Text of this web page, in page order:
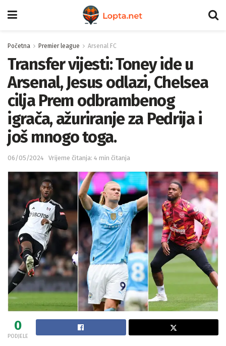
Početna Premier league Arsenal FC
Transfer vijesti: Toney ide u
Arsenal, Jesus odlazi, Chelsea
cilja Prem odbrambenog
igrača, ažuriranje za Pedrija i
još mnogo toga.
06/05/2024 Vrijeme čitanja: 4 min čitanja
0
PODJELE